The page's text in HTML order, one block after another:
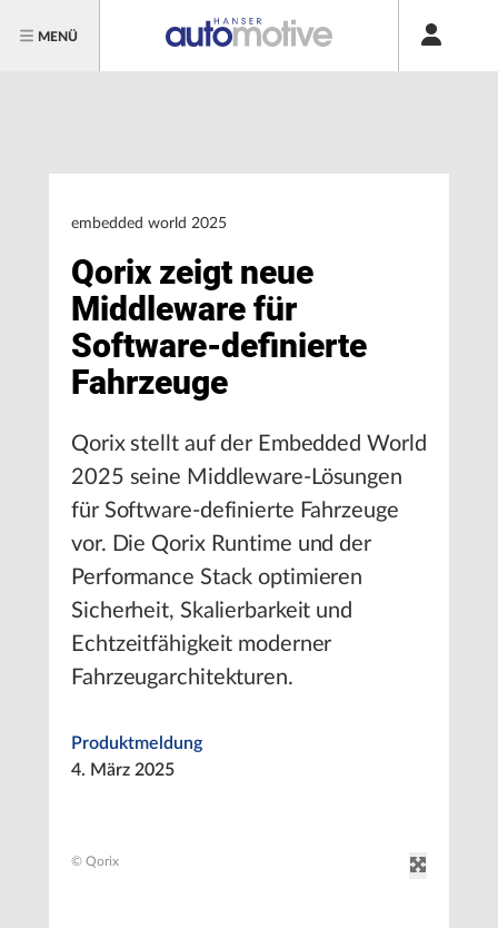
MENÜ
embedded world 2025
Qorix zeigt neue
Middleware für
Software-definierte
Fahrzeuge
Qorix stellt auf der Embedded World
2025 seine Middleware-Lösungen
für Software-definierte Fahrzeuge
vor. Die Qorix Runtime und der
Performance Stack optimieren
Sicherheit, Skalierbarkeit und
Echtzeitfähigkeit moderner
Fahrzeugarchitekturen.
Produktmeldung
4. März 2025
© Qorix